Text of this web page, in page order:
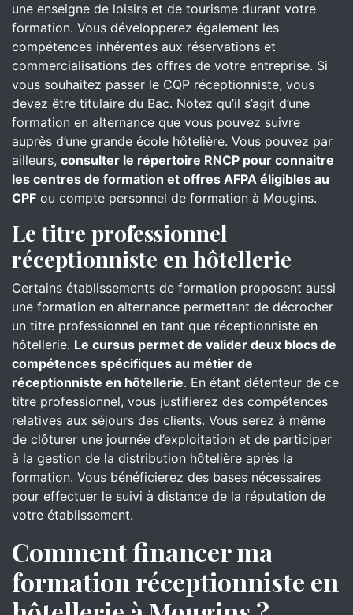
une enseigne de loisirs et de tourisme durant votre
formation. Vous développerez également les
compétences inhérentes aux réservations et
commercialisations des offres de votre entreprise. Si
vous souhaitez passer le CQP réceptionniste, vous
devez être titulaire du Bac. Notez qu’il s’agit d’une
formation en alternance que vous pouvez suivre
auprès d’une grande école hôtelière. Vous pouvez par
ailleurs, consulter le répertoire RNCP pour connaitre
les centres de formation et offres AFPA éligibles au
CPF ou compte personnel de formation à Mougins.
Le titre professionnel
réceptionniste en hôtellerie
Certains établissements de formation proposent aussi
une formation en alternance permettant de décrocher
un titre professionnel en tant que réceptionniste en
hôtellerie. Le cursus permet de valider deux blocs de
compétences spécifiques au métier de
réceptionniste en hôtellerie. En étant détenteur de ce
titre professionnel, vous justifierez des compétences
relatives aux séjours des clients. Vous serez à même
de clôturer une journée d’exploitation et de participer
à la gestion de la distribution hôtelière après la
formation. Vous bénéficierez des bases nécessaires
pour effectuer le suivi à distance de la réputation de
votre établissement.
Comment financer ma
formation réceptionniste en